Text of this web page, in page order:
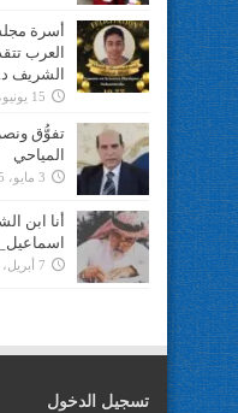
أسرة
العرب
الشريف
15 يونيو، 2025
تفوُّق
المياحي
3 مايو، 2025
أنا ابن
7 أبريل، 2025
تسجيل الدخول